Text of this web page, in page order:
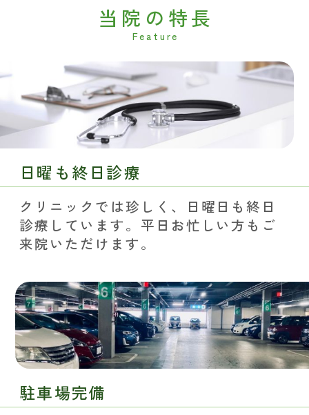
当院の特長
日曜も終日診療
クリニックでは珍しく、日曜日も終日
診療しています。平日お忙しい方もご
来院いただけます。
駐車場完備